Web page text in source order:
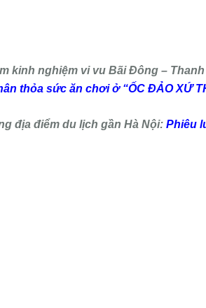
kinh nghiệm vi vu Bãi Đông –
thỏa sức ăn chơi ở “ỐC ĐẢO XỨ
địa điểm du lịch gần Hà Nội: Phiêu